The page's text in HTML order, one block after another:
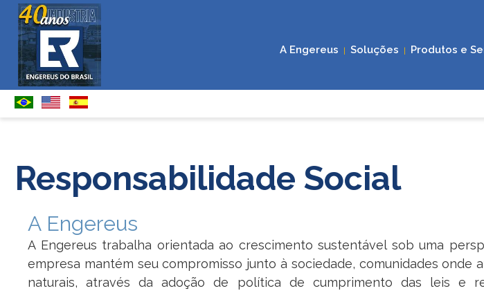
A Engereus | Soluções | Produtos e
Responsabilidade Social
A Engereus
A Engereus trabalha orientada ao crescimento sustentável sob uma
empresa mantém seu compromisso junto à sociedade, comunidades
naturais, através da adoção de política de cumprimento das leis e